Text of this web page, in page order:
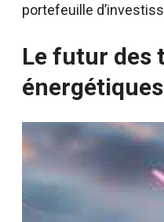
portefeuille
Le futur des